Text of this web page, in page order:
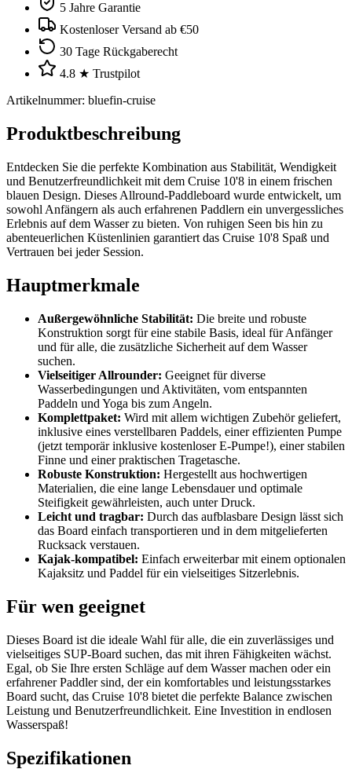
5 Jahre Garantie
Kostenloser Versand ab €50
30 Tage Rückgaberecht
4.8 ★ Trustpilot
Artikelnummer: bluefin-cruise
Produktbeschreibung
Entdecken Sie die perfekte Kombination aus Stabilität, Wendigkeit
und Benutzerfreundlichkeit mit dem Cruise 10'8 in einem frischen
blauen Design. Dieses Allround-Paddleboard wurde entwickelt, um
sowohl Anfängern als auch erfahrenen Paddlern ein unvergessliches
Erlebnis auf dem Wasser zu bieten. Von ruhigen Seen bis hin zu
abenteuerlichen Küstenlinien garantiert das Cruise 10'8 Spaß und
Vertrauen bei jeder Session.
Hauptmerkmale
Außergewöhnliche Stabilität: Die breite und robuste
Konstruktion sorgt für eine stabile Basis, ideal für Anfänger
und für alle, die zusätzliche Sicherheit auf dem Wasser
suchen.
Vielseitiger Allrounder: Geeignet für diverse
Wasserbedingungen und Aktivitäten, vom entspannten
Paddeln und Yoga bis zum Angeln.
Komplettpaket: Wird mit allem wichtigen Zubehör geliefert,
inklusive eines verstellbaren Paddels, einer effizienten Pumpe
(jetzt temporär inklusive kostenloser E-Pumpe!), einer stabilen
Finne und einer praktischen Tragetasche.
Robuste Konstruktion: Hergestellt aus hochwertigen
Materialien, die eine lange Lebensdauer und optimale
Steifigkeit gewährleisten, auch unter Druck.
Leicht und tragbar: Durch das aufblasbare Design lässt sich
das Board einfach transportieren und in dem mitgelieferten
Rucksack verstauen.
Kajak-kompatibel: Einfach erweiterbar mit einem optionalen
Kajaksitz und Paddel für ein vielseitiges Sitzerlebnis.
Für wen geeignet
Dieses Board ist die ideale Wahl für alle, die ein zuverlässiges und
vielseitiges SUP-Board suchen, das mit ihren Fähigkeiten wächst.
Egal, ob Sie Ihre ersten Schläge auf dem Wasser machen oder ein
erfahrener Paddler sind, der ein komfortables und leistungsstarkes
Board sucht, das Cruise 10'8 bietet die perfekte Balance zwischen
Leistung und Benutzerfreundlichkeit. Eine Investition in endlosen
Wasserspaß!
Spezifikationen